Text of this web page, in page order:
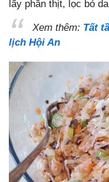
lấy phần thịt, lọc bỏ
Xem thêm: Tất
lịch Hội An